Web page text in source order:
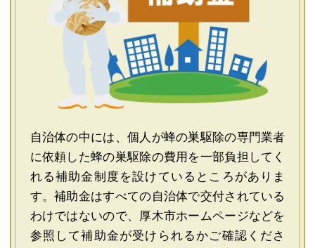
自治体の中には、個人が蜂の巣駆除の専門業者
に依頼した蜂の巣駆除の費用を一部負担してく
れる補助金制度を設けているところがありま
す。補助金はすべての自治体で交付されている
わけではないので、厚木市ホームページなどを
参照して補助金が受けられるかご確認くださ